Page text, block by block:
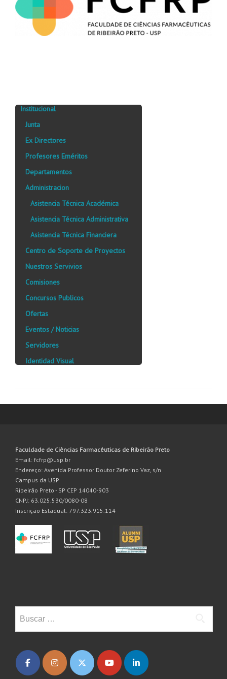
Institucional
Junta
Ex Directores
Profesores Eméritos
Departamentos
Administracion
Asistencia Técnica Académica
Asistencia Técnica Administrativa
Asistencia Técnica Financiera
Centro de Soporte de Proyectos
Nuestros Servivios
Comisiones
Concursos Publicos
Ofertas
Eventos / Noticias
Servidores
Identidad Visual
Faculdade de Ciências Farmacêuticas de Ribeirão Preto
Email: fcfrp@usp.br
Endereço: Avenida Professor Doutor Zeferino Vaz, s/n
Campus da USP
Ribeirão Preto - SP CEP 14040-903
CNPJ: 63.025.530/0080-08
Inscrição Estadual: 797.323.915.114